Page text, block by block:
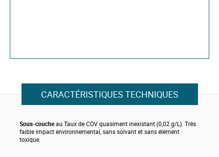
CARACTÉRISTIQUES TECHNIQUES
Sous-coucheau Taux de COV quasiment inexistant (0,02 g/L). Très
faible impact environnemental, sans solvant et sans élément
toxique.